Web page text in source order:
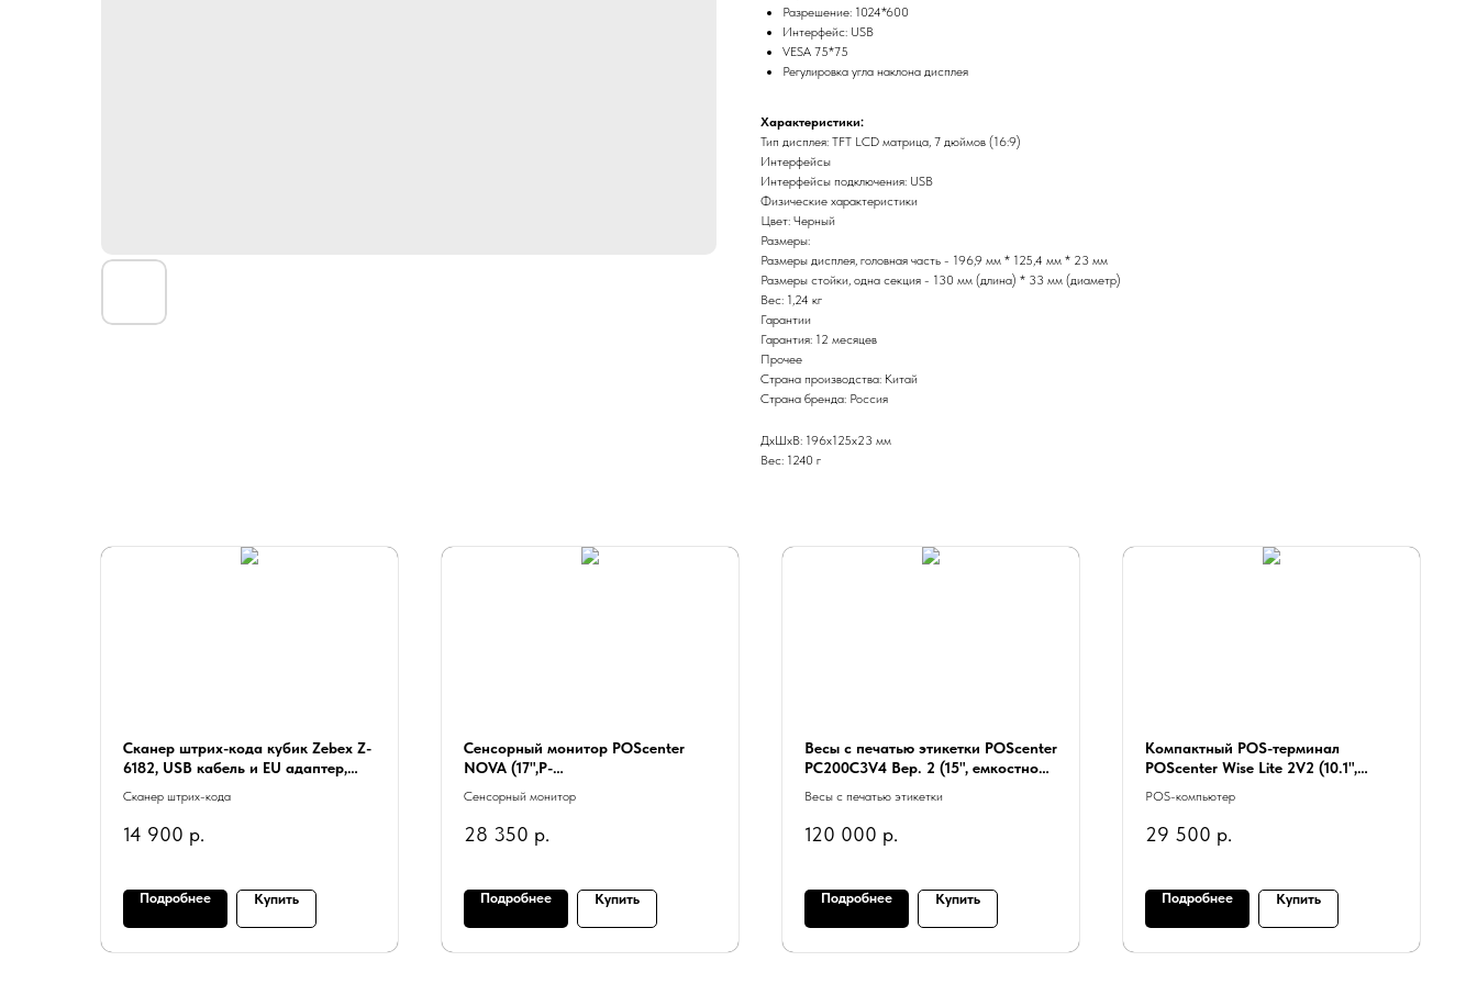
Разрешение: 1024*600
Интерфейс: USB
VESA 75*75
Регулировка угла наклона дисплея
Характеристики:
Тип дисплея: TFT LCD матрица, 7 дюймов (16:9)
Интерфейсы
Интерфейсы подключения: USB
Физические характеристики
Цвет: Черный
Размеры:
Размеры дисплея, головная часть - 196,9 мм * 125,4 мм * 23 мм
Размеры стойки, одна секция - 130 мм (длина) * 33 мм (диаметр)
Вес: 1,24 кг
Гарантии
Гарантия: 12 месяцев
Прочее
Страна производства: Китай
Страна бренда: Россия
ДxШxВ: 196x125x23 мм
Вес: 1240 г
Сканер штрих-кода кубик Zebex Z-
6182, USB кабель и EU адаптер,
8200UB-E01
Сканер штрих-кода
14 900 р.
Подробнее Купить
Сенсорный монитор POScenter
NOVA (17",P-
Audio out) черный
Сенсорный монитор
28 350 р.
Подробнее Купить
Весы с печатью этикетки POScenter
PC200C3V4 Вер. 2 (15", емкостной,
Весы с печатью этикетки
120 000 р.
Подробнее Купить
Компактный POS-терминал
POScenter Wise Lite 2V2 (10.1",
WiFi, BT) без ОС, 2 года гарантии
POS-компьютер
29 500 р.
Подробнее Купить